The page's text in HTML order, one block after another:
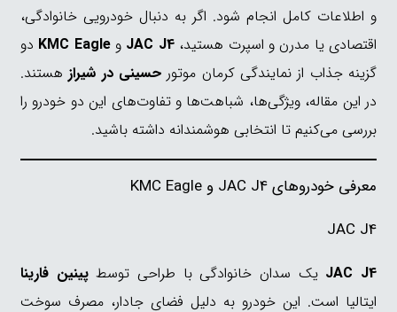
و اطلاعات کامل انجام شود. اگر به دنبال خودرویی خانوادگی،
اقتصادی یا مدرن و اسپرت هستید،JAC J4 وKMC Eagle دو
گزینه جذاب از نمایندگی کرمان موتور حسینی در شیراز هستند.
در این مقاله، ویژگی‌ها، شباهت‌ها و تفاوت‌های این دو خودرو را
بررسی می‌کنیم تا انتخابی هوشمندانه داشته باشید.
معرفی خودروهای JAC J4 و KMC Eagle
JAC J4
JAC J4 یک سدان خانوادگی با طراحی توسطپینین فارینا
ایتالیا است. این خودرو به دلیل فضای جادار، مصرف سوخت